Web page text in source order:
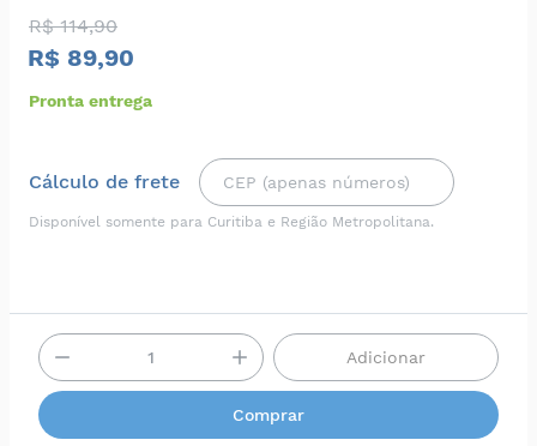
R$ 114,90
R$ 89,90
Pronta entrega
Cálculo de frete
Disponível somente para Curitiba e Região Metropolitana.
Adicionar
Comprar